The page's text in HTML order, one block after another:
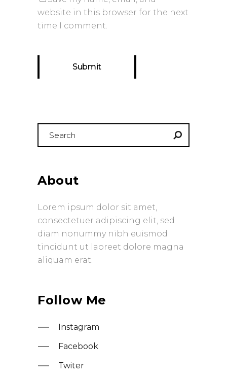
website in this browser for the next
time I comment.
About
Lorem ipsum dolor sit amet,
consectetuer adipiscing elit, sed
diam nonummy nibh euismod
tincidunt ut laoreet dolore magna
aliquam erat.
Follow Me
Instagram
Facebook
Twiter